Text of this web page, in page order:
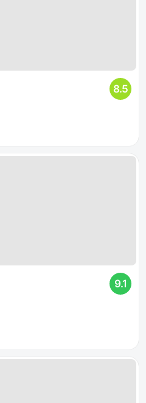
8.5
9.1